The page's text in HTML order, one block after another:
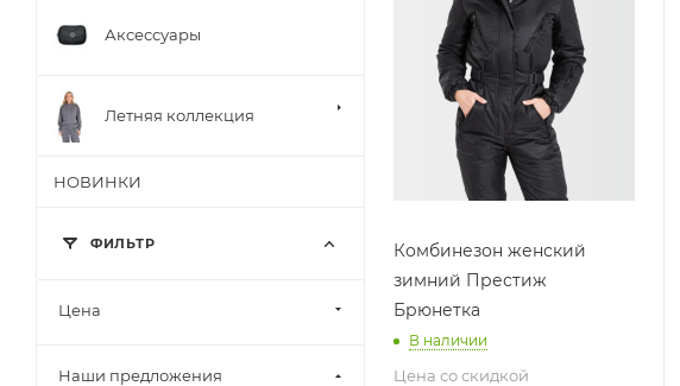
Комбинезон женский
зимний Престиж
Брюнетка
В наличии
Цена со скидкой
Аксессуары
Летняя коллекция
НОВИНКИ
ФИЛЬТР
Цена
Наши предложения